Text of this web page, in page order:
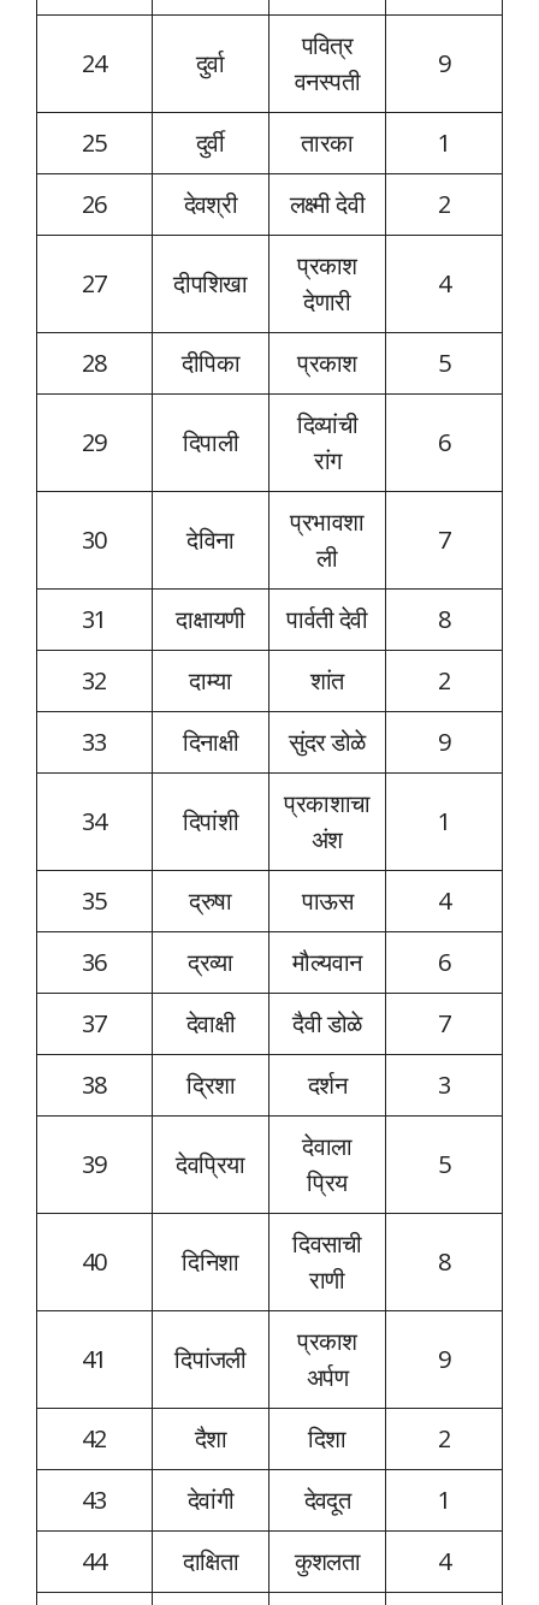
24 दुर्वा
पवित्र
वनस्पती
9
25 दुर्वी तारका
1
26
देवश्री लक्ष्मी देवी 2
27 दीपशिखा
प्रकाश
देणारी
4
28 दीपिका प्रकाश 5
29 दिपाली
दिव्यांची
रांग
6
30 देविना
प्रभावशा
ली
7
31 दाक्षायणी पार्वती देवी
8
32
दाम्या शांत
2
33
दिनाक्षी सुंदर डोळे 9
34 दिपांशी
प्रकाशाचा
अंश
1
35 द्रुषा पाऊस
4
36
द्रव्या मौल्यवान
6
37
देवाक्षी दैवी डोळे
7
38
द्रिशा दर्शन 3
39 देवप्रिया
देवाला
प्रिय
5
40 दिनिशा
दिवसाची
राणी
8
41 दिपांजली
प्रकाश
अर्पण
9
42 दैशा दिशा
2
43
देवांगी देवदूत
1
44
दाक्षिता कुशलता
4